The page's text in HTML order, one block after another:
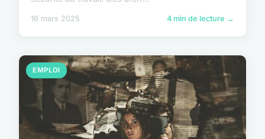
16 mars 2025 4 min de lecture →
EMPLOI